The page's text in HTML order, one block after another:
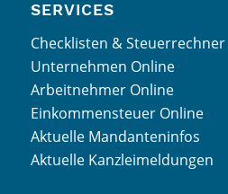
SERVICES
Checklisten & Steuerrechner
Unternehmen Online
Arbeitnehmer Online
Einkommensteuer Online
Aktuelle Mandanteninfos
Aktuelle Kanzleimeldungen